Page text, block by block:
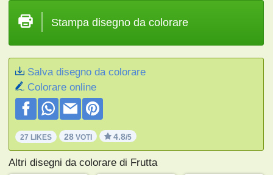
Stampa disegno da colorare
Salva disegno da colorare
Colorare online
27 LIKES 28 VOTI 4.8/5
Altri disegni da colorare di Frutta